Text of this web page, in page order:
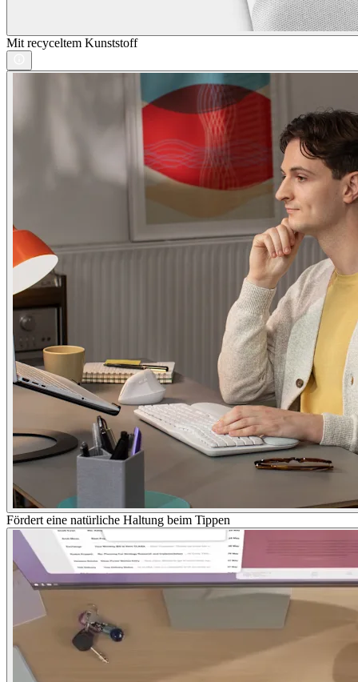
Mit recyceltem Kunststoff
Fördert eine natürliche Haltung beim Tippen